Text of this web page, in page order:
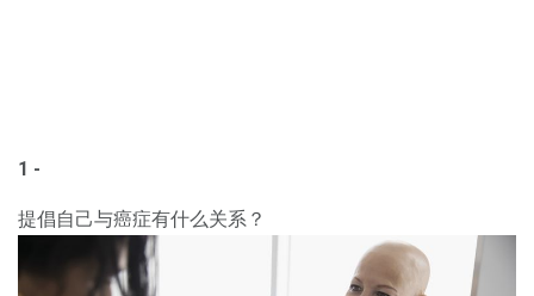
1 -
提倡自己与癌症有什么关系？